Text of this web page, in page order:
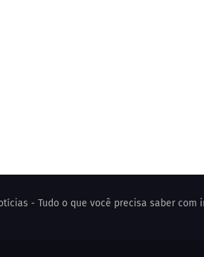
- Tudo o que você precisa saber com